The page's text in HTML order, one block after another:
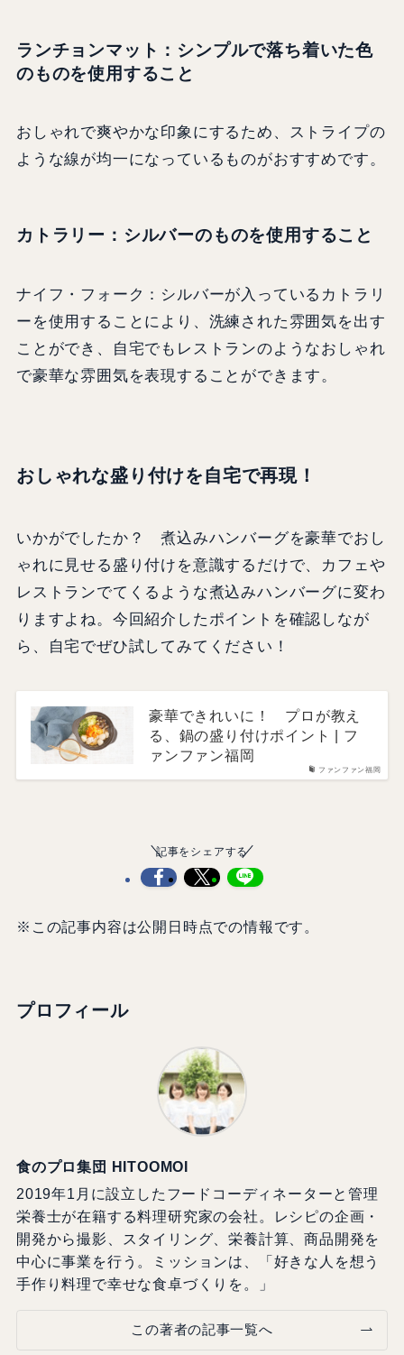
ランチョンマット：シンプルで落ち着いた色
のものを使用すること
おしゃれで爽やかな印象にするため、ストライプの
ような線が均一になっているものがおすすめです。
カトラリー：シルバーのものを使用すること
ナイフ・フォーク：シルバーが入っているカトラリ
ーを使用することにより、洗練された雰囲気を出す
ことができ、自宅でもレストランのようなおしゃれ
で豪華な雰囲気を表現することができます。
おしゃれな盛り付けを自宅で再現！
いかがでしたか？ 煮込みハンバーグを豪華でおし
ゃれに見せる盛り付けを意識するだけで、カフェや
レストランでてくるような煮込みハンバーグに変わ
りますよね。今回紹介したポイントを確認しなが
ら、自宅でぜひ試してみてください！
ファンファン福岡
豪華できれいに！ プロが教え
る、鍋の盛り付けポイント | フ
ァンファン福岡
記事をシェアする
※この記事内容は公開日時点での情報です。
プロフィール
食のプロ集団 HITOOMOI
2019年1月に設立したフードコーディネーターと管理
栄養士が在籍する料理研究家の会社。レシピの企画・
開発から撮影、スタイリング、栄養計算、商品開発を
中心に事業を行う。ミッションは、「好きな人を想う
手作り料理で幸せな食卓づくりを。」
この著者の記事一覧へ